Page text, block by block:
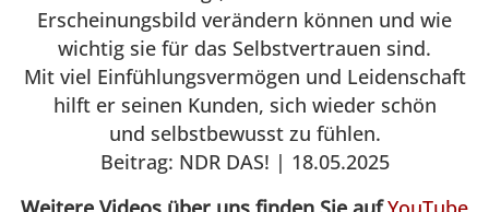
Erscheinungsbild verändern können und wie
wichtig sie für das Selbstvertrauen sind.
Mit viel Einfühlungsvermögen und Leidenschaft
hilft er seinen Kunden, sich wieder schön
und selbstbewusst zu fühlen.
Beitrag: NDR DAS! | 18.05.2025